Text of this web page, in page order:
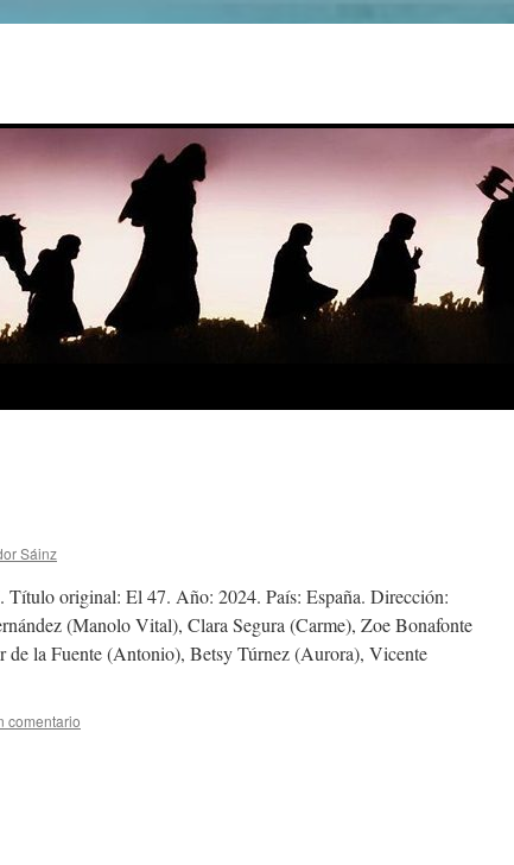
Sáinz
original: El 47. Año: 2024. País: España. Dirección:
(Manolo Vital), Clara Segura (Carme), Zoe Bonafonte
de la Fuente (Antonio), Betsy Túrnez (Aurora), Vicente
comentario